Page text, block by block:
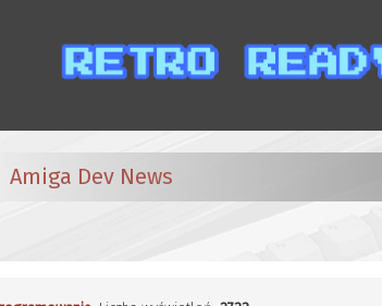
Amiga Dev News